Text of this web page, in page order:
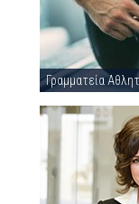
Γραμματεία